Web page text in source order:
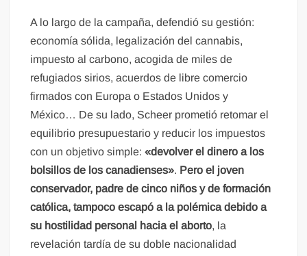
A lo largo de la campaña, defendió su gestión:
economía sólida, legalización del cannabis,
impuesto al carbono, acogida de miles de
refugiados sirios, acuerdos de libre comercio
firmados con Europa o Estados Unidos y
México… De su lado, Scheer prometió retomar el
equilibrio presupuestario y reducir los impuestos
con un objetivo simple: «devolver el dinero a los
bolsillos de los canadienses». Pero el joven
conservador, padre de cinco niños y de formación
católica, tampoco escapó a la polémica debido a
su hostilidad personal hacia el aborto, la
revelación tardía de su doble nacionalidad